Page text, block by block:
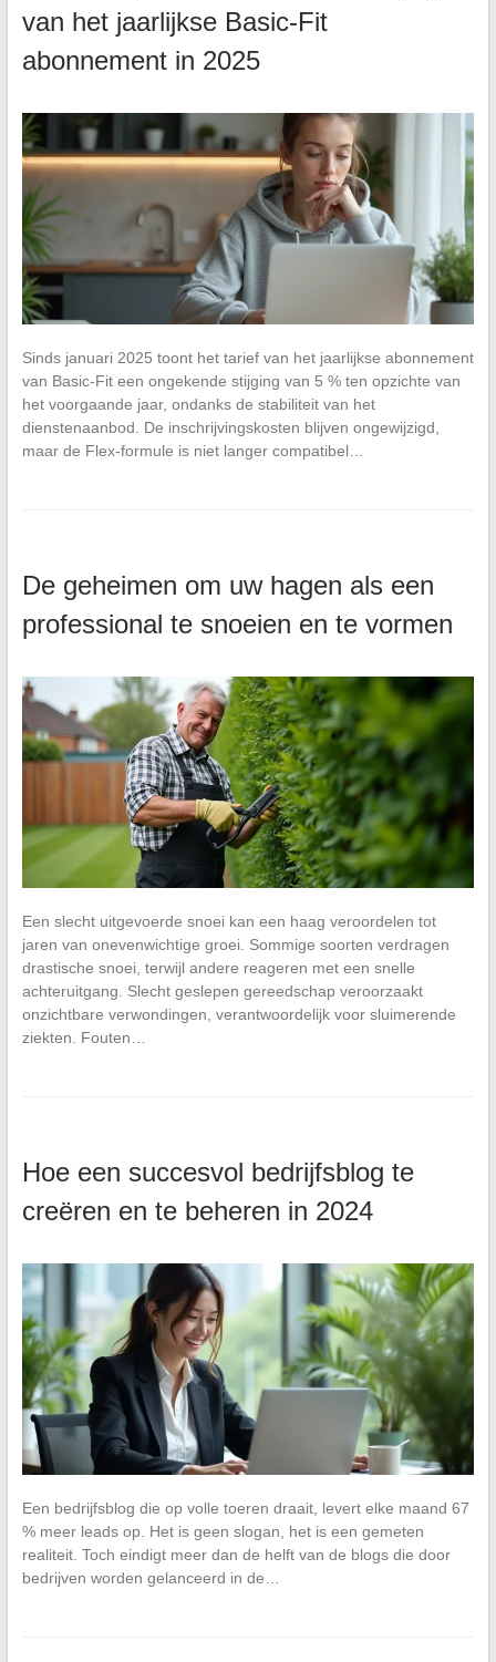
van het jaarlijkse Basic-Fit
abonnement in 2025
Sinds januari 2025 toont het tarief van het jaarlijkse abonnement
van Basic-Fit een ongekende stijging van 5 % ten opzichte van
het voorgaande jaar, ondanks de stabiliteit van het
dienstenaanbod. De inschrijvingskosten blijven ongewijzigd,
maar de Flex-formule is niet langer compatibel…
De geheimen om uw hagen als een
professional te snoeien en te vormen
Een slecht uitgevoerde snoei kan een haag veroordelen tot
jaren van onevenwichtige groei. Sommige soorten verdragen
drastische snoei, terwijl andere reageren met een snelle
achteruitgang. Slecht geslepen gereedschap veroorzaakt
onzichtbare verwondingen, verantwoordelijk voor sluimerende
ziekten. Fouten…
Hoe een succesvol bedrijfsblog te
creëren en te beheren in 2024
Een bedrijfsblog die op volle toeren draait, levert elke maand 67
% meer leads op. Het is geen slogan, het is een gemeten
realiteit. Toch eindigt meer dan de helft van de blogs die door
bedrijven worden gelanceerd in de…